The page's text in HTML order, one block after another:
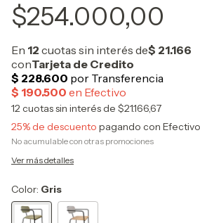
$254.000,00
12cuotas sin interés de $21.166,67
25% de descuento pagando con
No acumulable con otras promociones
Ver más detalles
Color: Gris